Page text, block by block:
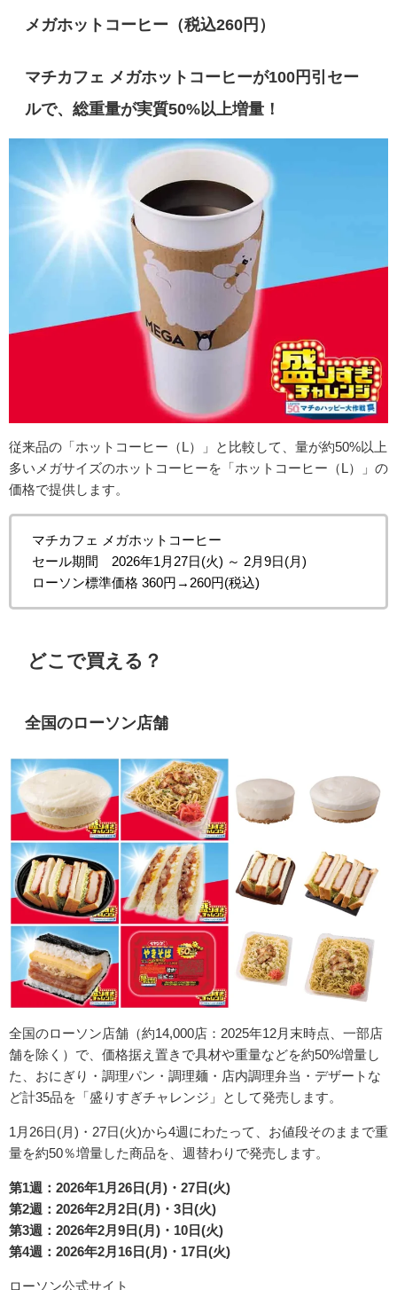
メガホットコーヒー（税込260円）
マチカフェ メガホットコーヒーが100円引セー
ルで、総重量が実質50%以上増量！
従来品の「ホットコーヒー（L）」と比較して、量が約50%以上
多いメガサイズのホットコーヒーを「ホットコーヒー（L）」の
価格で提供します。
マチカフェ メガホットコーヒー
セール期間 2026年1月27日(火) ～ 2月9日(月)
ローソン標準価格 360円→260円(税込)
どこで買える？
全国のローソン店舗
全国のローソン店舗（約14,000‬店：2025年12月末時点、一部店
舗を除く）で、価格据え置きで具材や重量などを約50%増量し
た、おにぎり・調理パン・調理麺・店内調理弁当・デザートな
ど計35品を「盛りすぎチャレンジ」として発売します。
1月26日(月)・27日(火)から4週にわたって、お値段そのままで重
量を約50％増量した商品を、週替わりで発売します。
第1週：2026年1月26日(月)・27日(火)
第2週：2026年2 月2日(月)・3日(火)
第3週：2026年2 月9日(月)・10日(火)
第4週：2026年2 月16日(月)・17日(火)
ローソン公式サイト